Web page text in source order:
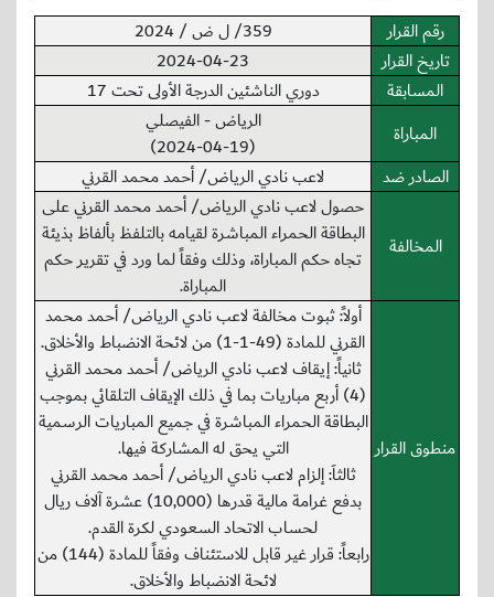
رقم القرار
359/ ل ض / 2024
تاريخ القرار
2024-04-23
المسابقة
دوري الناشئين الدرجة الأولى تحت 17
المباراة
الرياض - الفيصلي
(2024-04-19)
الصادر ضد
لاعب نادي الرياض/ أحمد محمد القرني
المخالفة
حصول لاعب نادي الرياض/ أحمد محمد القرني على
البطاقة الحمراء المباشرة لقيامه بالتلفظ بألفاظ بذيئة
تجاه حكم المباراة، وذلك وفقاً لما ورد في تقرير حكم
المباراة.
منطوق القرار
أولاً: ثبوت مخالفة لاعب نادي الرياض/ أحمد محمد
القرني للمادة (49-1-1) من لائحة الانضباط والأخلاق.
ثانياً: إيقاف لاعب نادي الرياض/ أحمد محمد القرني
(4) أربع مباريات بما في ذلك الإيقاف التلقائي بموجب
البطاقة الحمراء المباشرة في جميع المباريات الرسمية
التي يحق له المشاركة فيها.
ثالثاَ: إلزام لاعب نادي الرياض/ أحمد محمد القرني
بدفع غرامة مالية قدرها (10,000) عشرة آلاف ريال
لحساب الاتحاد السعودي لكرة القدم.
رابعاً: قرار غير قابل للاستئناف وفقاً للمادة (144) من
لائحة الانضباط والأخلاق.